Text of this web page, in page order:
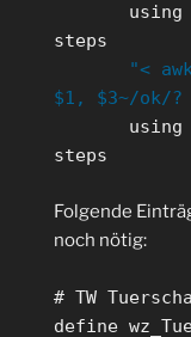
using
steps
"<
$1, $3~/ok/
using
steps
Folgende
noch nötig:
# TW
define